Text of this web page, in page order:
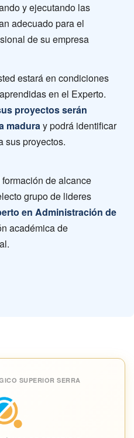
y ejecutando las
adecuado para el
de su empresa
estará en condiciones
en el Experto.
proyectos serán
maduray podrá identificar
sus proyectos.
de alcance
grupo de lideres
en Administración de
académica de
SUPERIOR SERRA